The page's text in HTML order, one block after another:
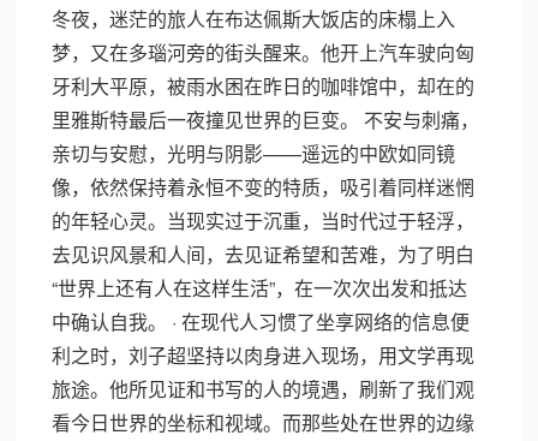
冬夜，迷茫的旅人在布达佩斯大饭店的床榻上入
梦，又在多瑙河旁的街头醒来。他开上汽车驶向匈
牙利大平原，被雨水困在昨日的咖啡馆中，却在的
里雅斯特最后一夜撞见世界的巨变。 不安与刺痛，
亲切与安慰，光明与阴影——遥远的中欧如同镜
像，依然保持着永恒不变的特质，吸引着同样迷惘
的年轻心灵。当现实过于沉重，当时代过于轻浮，
去见识风景和人间，去见证希望和苦难，为了明白
“世界上还有人在这样生活”，在一次次出发和抵达
中确认自我。 · 在现代人习惯了坐享网络的信息便
利之时，刘子超坚持以肉身进入现场，用文学再现
旅途。他所见证和书写的人的境遇，刷新了我们观
看今日世界的坐标和视域。而那些处在世界的边缘